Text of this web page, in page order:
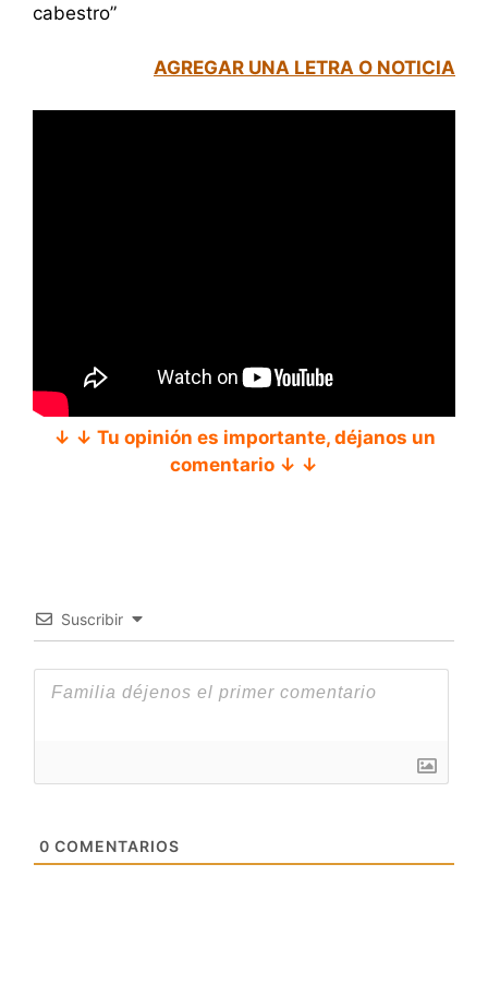
cabestro”
AGREGAR UNA LETRA O NOTICIA
↓ ↓ Tu opinión es importante, déjanos un
comentario ↓ ↓
Suscribir
0 COMENTARIOS